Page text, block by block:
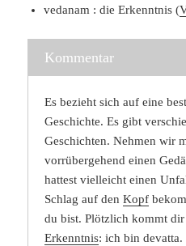
vedanam : die Erkenntnis (
Kommentar
Es bezieht sich auf eine
Geschichte. Es gibt
Geschichten. Nehmen wir
vorrübergehend einen
hattest vielleicht einen
Schlag auf denKopf
du bist. Plötzlich kommt
Erkenntnis: ich bin devatta.